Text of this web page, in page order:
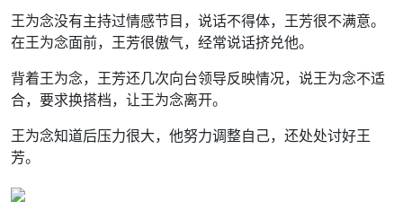
王为念没有主持过情感节目，说话不得体，王芳很不满意。
在王为念面前，王芳很傲气，经常说话挤兑他。
背着王为念，王芳还几次向台领导反映情况，说王为念不适
合，要求换搭档，让王为念离开。
王为念知道后压力很大，他努力调整自己，还处处讨好王
芳。